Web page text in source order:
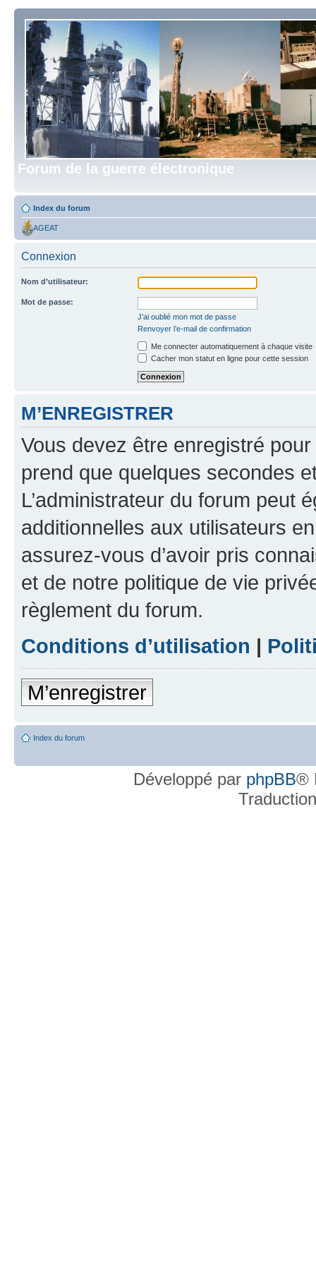
Forum de la guerre électronique
Index du forum
AGEAT
Connexion
Nom d’utilisateur:
Mot de passe:
J’ai oublié mon mot de passe
Renvoyer l’e-mail de confirmation
Me connecter automatiquement à chaque visite
Cacher mon statut en ligne pour cette session
M’ENREGISTRER
Vous devez être enregistré
prend que quelques secondes
L’administrateur du forum peut
additionnelles aux utilisateurs
assurez-vous d’avoir pris
et de notre politique de vie
règlement du forum.
Conditions d’utilisation |
M’enregistrer
Index du forum
Développé par phpBB®